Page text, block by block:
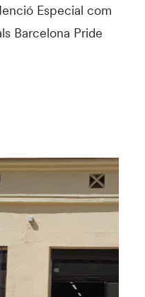
Especial com
Barcelona Pride